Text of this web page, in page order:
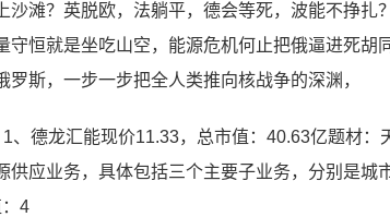
滩？英脱欧，法躺平，德会等死，波能不挣扎
恒就是坐吃山空，能源危机何止把俄逼进死胡
斯，一步一步把全人类推向核战争的深渊，
德龙汇能现价11.33，总市值：40.63亿题材：
应业务，具体包括三个主要子业务，分别是城
4